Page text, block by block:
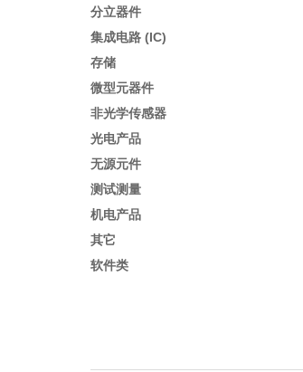
分立器件
集成电路 (IC)
存储
微型元器件
非光学传感器
光电产品
无源元件
测试测量
机电产品
其它
软件类